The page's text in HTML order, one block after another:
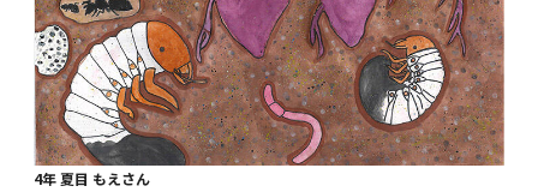
4年 夏目 もえさん